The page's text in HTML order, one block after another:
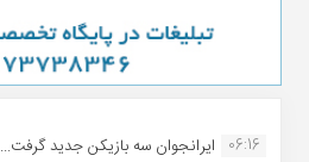
06:16 ایرانجوان سه بازیکن جدید گرفت...